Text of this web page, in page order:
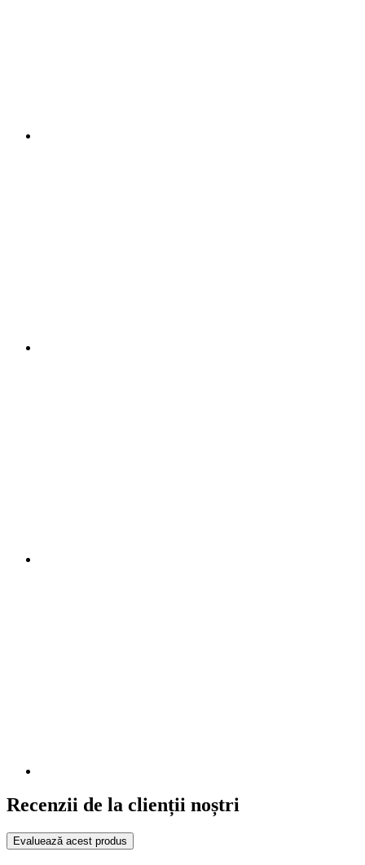
Recenzii de la clienții noștri
Evaluează acest produs